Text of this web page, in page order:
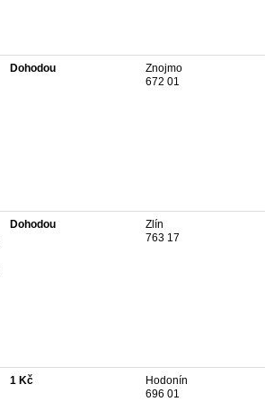
Dohodou
Znojmo
672 01
Dohodou
Zlín
763 17
1 Kč
Hodonín
696 01